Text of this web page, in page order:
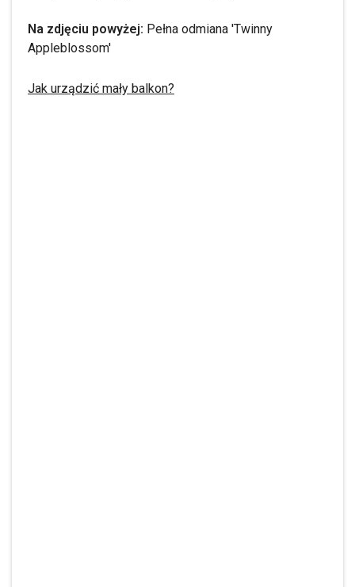
Na zdjęciu powyżej: Pełna odmiana 'Twinny
Appleblossom'
Jak urządzić mały balkon?